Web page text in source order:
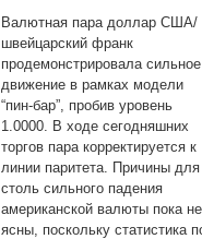
Валютная пара доллар США/
швейцарский франк
продемонстрировала сильное
движение в рамках модели
“пин-бар”, пробив уровень
1.0000. В ходе сегодняшних
торгов пара корректируется к
линии паритета. Причины для
столь сильного падения
американской валюты пока не
ясны, поскольку статистика